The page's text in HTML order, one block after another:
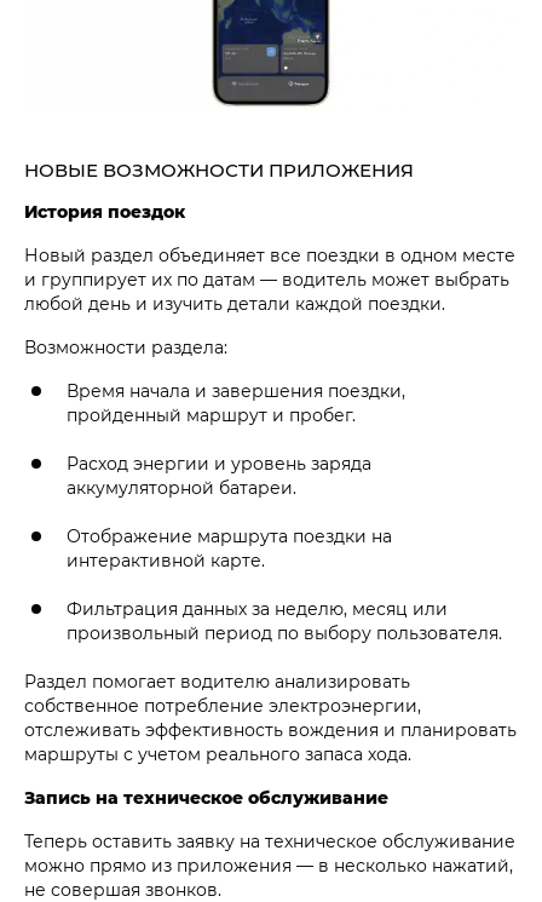
НОВЫЕ ВОЗМОЖНОСТИ ПРИЛОЖЕНИЯ
История поездок
Новый раздел объединяет все поездки в одном месте
и группирует их по датам — водитель может выбрать
любой день и изучить детали каждой поездки.
Возможности раздела:
Время начала и завершения поездки,
пройденный маршрут и пробег.
Расход энергии и уровень заряда
аккумуляторной батареи.
Отображение маршрута поездки на
интерактивной карте.
Фильтрация данных за неделю, месяц или
произвольный период по выбору пользователя.
Раздел помогает водителю анализировать
собственное потребление электроэнергии,
отслеживать эффективность вождения и планировать
маршруты с учетом реального запаса хода.
Запись на техническое обслуживание
Теперь оставить заявку на техническое обслуживание
можно прямо из приложения — в несколько нажатий,
не совершая звонков.